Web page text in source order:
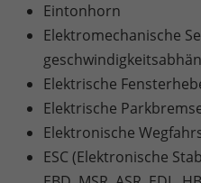
Eintonhorn
Elektromechanische
Elektrische
Elektrische
Elektronische
ESC (Elektronische